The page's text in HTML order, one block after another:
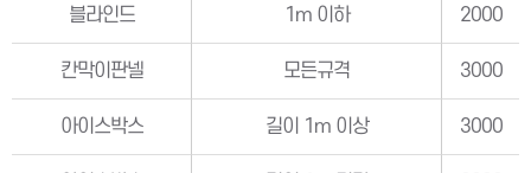
블라인드 1m 이하 2000
칸막이판넬 모든규격 3000
아이스박스 길이 1m 이상 3000